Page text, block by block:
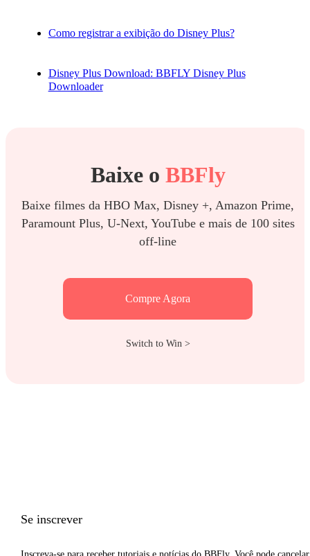
Como registrar a exibição do Disney Plus?
Disney Plus Download: BBFLY Disney Plus
Downloader
Baixe o BBFly
Baixe filmes da HBO Max, Disney +, Amazon Prime,
Paramount Plus, U-Next, YouTube e mais de 100 sites
off-line
Compre Agora
Switch to Win >
Se inscrever